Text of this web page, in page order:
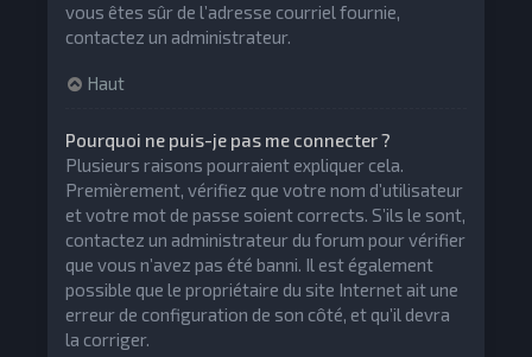
vous êtes sûr de l’adresse courriel fournie,
contactez un administrateur.
Haut
Pourquoi ne puis-je pas me connecter ?
Plusieurs raisons pourraient expliquer cela.
Premièrement, vérifiez que votre nom d’utilisateur
et votre mot de passe soient corrects. S’ils le sont,
contactez un administrateur du forum pour vérifier
que vous n’avez pas été banni. Il est également
possible que le propriétaire du site Internet ait une
erreur de configuration de son côté, et qu’il devra
la corriger.